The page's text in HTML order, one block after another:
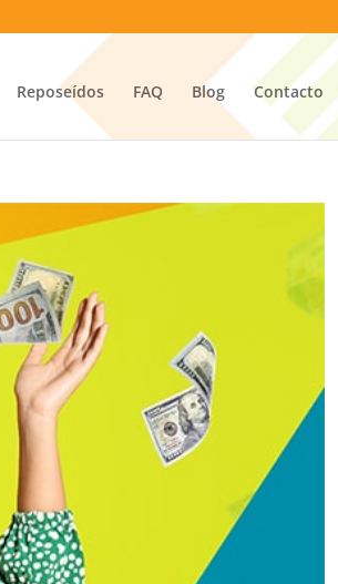
Reposeídos FAQ Blog Contacto